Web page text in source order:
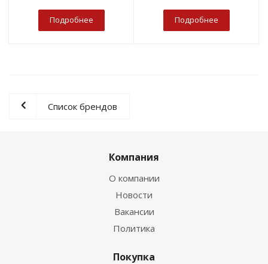
Подробнее Подробнее
Список брендов
Компания
О компании
Новости
Вакансии
Политика
Покупка